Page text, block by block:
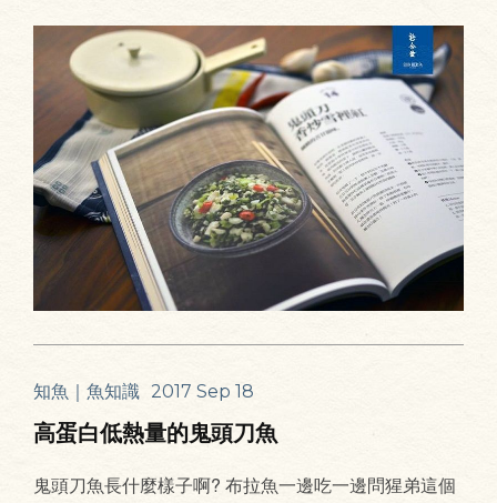
知魚｜魚知識 2017 Sep 18
高蛋白低熱量的鬼頭刀魚
鬼頭刀魚長什麼樣子啊? 布拉魚一邊吃一邊問猩弟這個